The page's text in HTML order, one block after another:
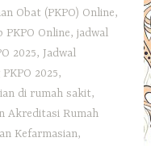
Obat (PKPO) Online,
Online,jadwal
2025, Jadwal
2025,
di rumah sakit,
Akreditasi Rumah
Kefarmasian,